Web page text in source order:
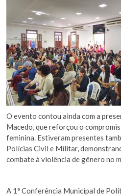
O evento contou ainda com a
Macedo, que reforçou o
feminina. Estiveram presentes
Polícias Civil e Militar,
combate à violência de gênero no
A 1ª Conferência Municipal de